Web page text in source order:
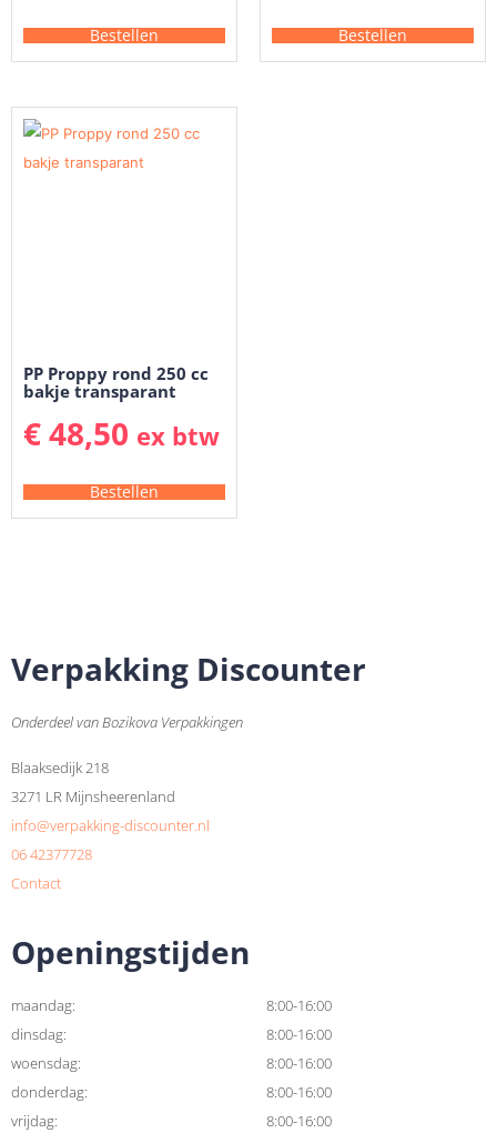
Bestellen Bestellen
PP Proppy rond 250 cc
bakje transparant
€48,50 ex btw
Bestellen
Verpakking Discounter
Onderdeel van Bozikova Verpakkingen
Blaaksedijk 218
3271 LR Mijnsheerenland
info@verpakking-discounter.nl
06 42377728
Contact
Openingstijden
maandag:
8:00-16:00
dinsdag:
8:00-16:00
woensdag:
8:00-16:00
donderdag:
8:00-16:00
vrijdag:
8:00-16:00